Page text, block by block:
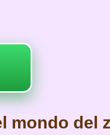
mondo del